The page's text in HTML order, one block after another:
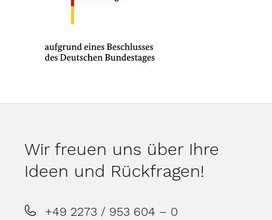
Wir freuen uns über Ihre
Ideen und Rückfragen!
+49 2273 / 953 604 – 0